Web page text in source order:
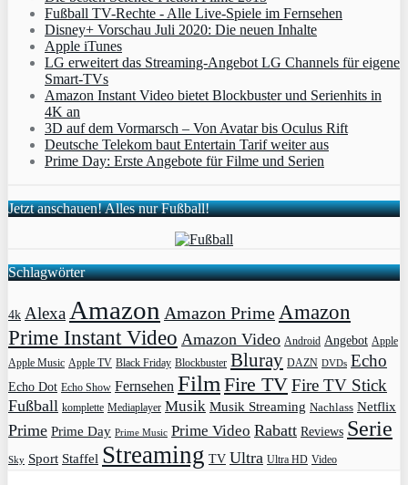
Fußball TV-Rechte - Alle Live-Spiele im Fernsehen
Disney+ Vorschau Juli 2020: Die neuen Inhalte
Apple iTunes
LG erweitert das Streaming-Angebot LG Channels für eigene
Smart-TVs
Amazon Instant Video bietet Blockbuster und Serienhits in
4K an
3D auf dem Vormarsch – Von Avatar bis Oculus Rift
Deutsche Telekom baut Entertain Tarif weiter aus
Prime Day: Erste Angebote für Filme und Serien
Jetzt anschauen! Alles nur Fußball!
Schlagwörter
4k AlexaAmazon Amazon PrimeAmazon
Prime Instant Video Amazon Video Android Angebot Apple
Apple Music Apple TV Black Friday Blockbuster Bluray DAZN DVDs Echo
Echo Dot Echo Show Fernsehen FilmFire TVFire TV Stick
Fußball komplette Mediaplayer Musik Musik Streaming Nachlass Netflix
Prime Prime Day Prime Music Prime Video Rabatt Reviews Serie
Sky Sport Staffel Streaming TV Ultra Ultra HD Video